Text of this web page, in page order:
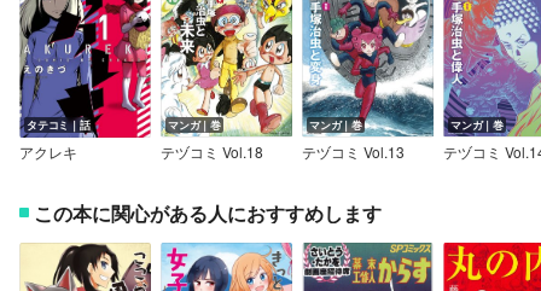
タテコミ｜話
アクレキ
マンガ｜巻
テヅコミ Vol.18
マンガ｜巻
テヅコミ Vol.13
マンガ｜巻
テヅコミ
この本に関心がある人におすすめします